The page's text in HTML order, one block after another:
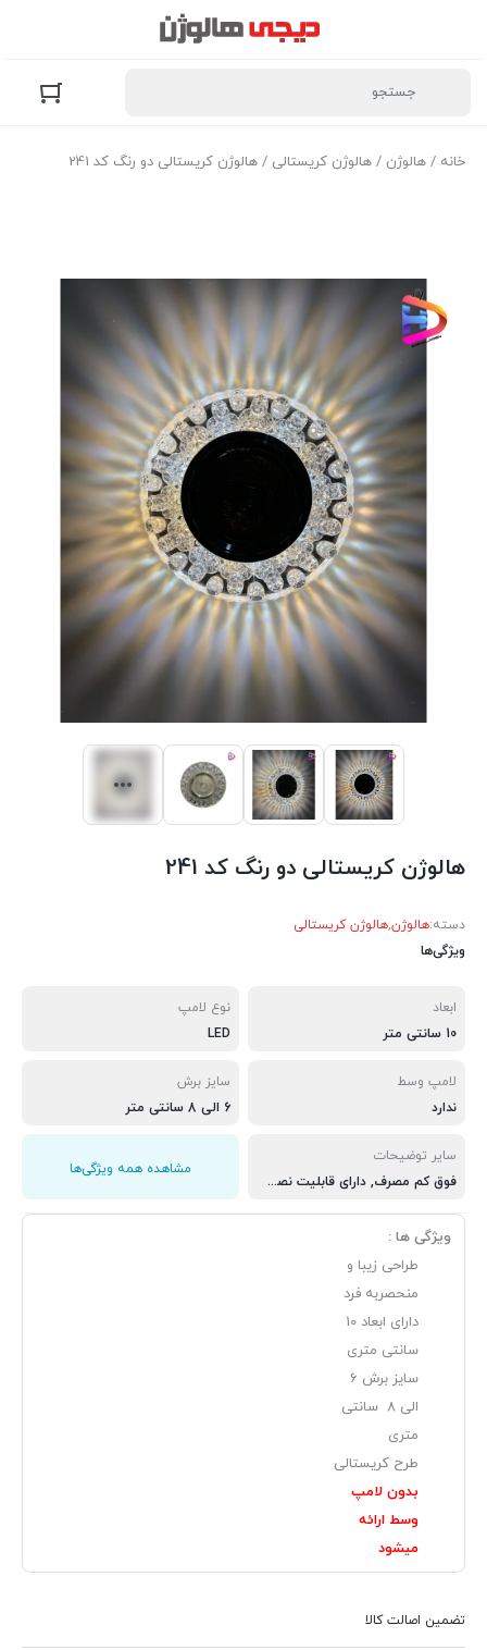
خانه / هالوژن / هالوژن کریستالی / هالوژن کریستالی دو رنگ کد 241
هالوژن کریستالی دو رنگ کد 241
دسته:هالوژن,هالوژن کریستالی
ویژگی‌ها
ابعاد
10 سانتی متر
نوع لامپ
LED
لامپ وسط
ندارد
سایز برش
6 الی 8 سانتی متر
سایر توضیحات
فوق کم مصرف, دارای قابلیت نصب لامپ هالوژن 7 وات یا 6 وات
مشاهده همه ویژگی‌ها
ویژگی ها :
طراحی زیبا و
منحصربه فرد
دارای ابعاد 10
سانتی متری
سایز برش 6
الی 8 سانتی
متری
طرح کریستالی
بدون لامپ
وسط ارائه
میشود
تضمین اصالت کالا